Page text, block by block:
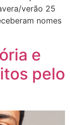
verão 25
nomes
e
pelo